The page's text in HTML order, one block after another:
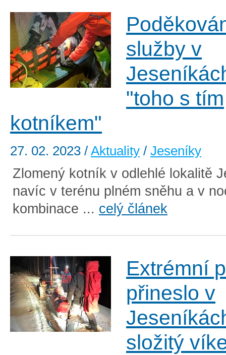
služby v
"toho s tím
kotníkem"
27. 02. 2023 / Aktuality / Jeseníky
Zlomený kotník v odlehlé lokalitě
navíc v terénu plném sněhu a v
kombinace ... celý článek
Extrémní
přineslo v
složitý